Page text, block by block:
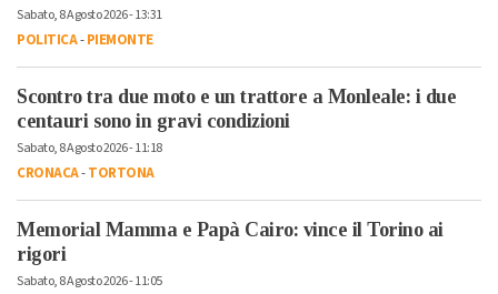
Sabato, 8 Agosto 2026 - 13:31
POLITICA-PIEMONTE
Scontro tra due moto e un trattore a Monleale: i due
centauri sono in gravi condizioni
Sabato, 8 Agosto 2026 - 11:18
CRONACA-TORTONA
Memorial Mamma e Papà Cairo: vince il Torino ai
rigori
Sabato, 8 Agosto 2026 - 11:05